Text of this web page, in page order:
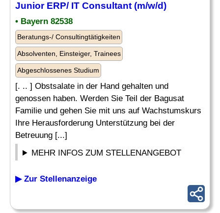
Junior ERP/ IT Consultant (m/w/d)
• Bayern 82538
Beratungs-/ Consultingtätigkeiten
Absolventen, Einsteiger, Trainees
Abgeschlossenes Studium
[. .. ] Obstsalate in der Hand gehalten und
genossen haben. Werden Sie Teil der Bagusat
Familie und gehen Sie mit uns auf Wachstumskurs
Ihre Herausforderung Unterstützung bei der
Betreuung [...]
MEHR INFOS ZUM STELLENANGEBOT
▶ Zur Stellenanzeige